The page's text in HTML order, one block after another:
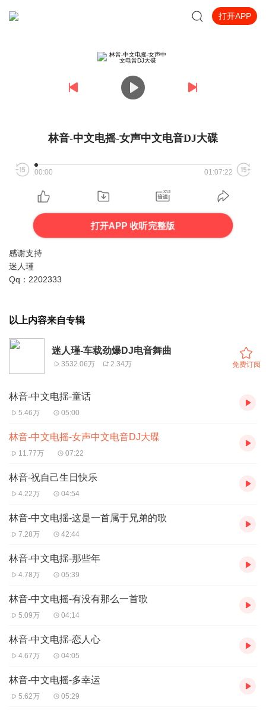
打开APP
林音-中文电摇-女声中文电音DJ大碟
00:00 01:07:22
打开APP 收听完整版
感谢支持
迷人瑾
Qq：2202333
以上内容来自专辑
迷人瑾-车载劲爆DJ电音舞曲
3532.06万 2.34万 免费订阅
林音-中文电揺-童话
5.46万 05:00
林音-中文电摇-女声中文电音DJ大碟
11.77万 07:22
林音-祝自己生日快乐
4.22万 04:54
林音-中文电揺-这是一首属于兄弟的歌
7.28万 42:44
林音-中文电揺-那些年
4.78万 05:39
林音-中文电摇-有没有那么一首歌
5.09万 04:14
林音-中文电揺-恋人心
4.67万 04:05
林音-中文电摇-多幸运
5.62万 05:29